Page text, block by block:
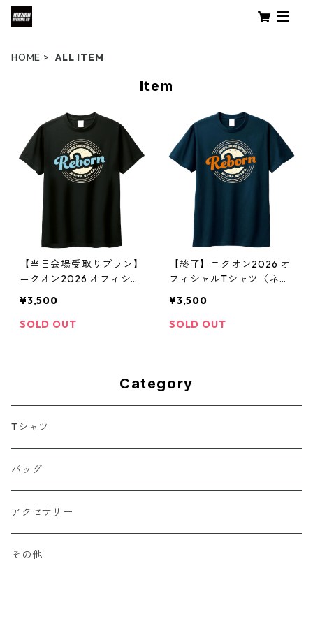
HOME ALL ITEM
Item
【当日会場受取りプラン】
ニクオン2026 オフィシャ
¥3,500
SOLD OUT
【終了】ニクオン2026 オ
フィシャルTシャツ〈ネイ
限定
¥3,500
SOLD OUT
Category
Tシャツ
バッグ
アクセサリー
その他